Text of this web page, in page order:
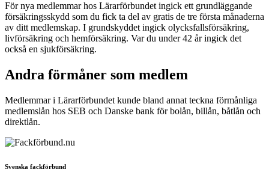
För nya medlemmar hos Lärarförbundet ingick ett grundläggande
försäkringsskydd som du fick ta del av gratis de tre första månaderna
av ditt medlemskap. I grundskyddet ingick olycksfallsförsäkring,
livförsäkring och hemförsäkring. Var du under 42 år ingick det
också en sjukförsäkring.
Andra förmåner som medlem
Medlemmar i Lärarförbundet kunde bland annat teckna förmånliga
medlemslån hos SEB och Danske bank för bolån, billån, båtlån och
direktlån.
Svenska fackförbund